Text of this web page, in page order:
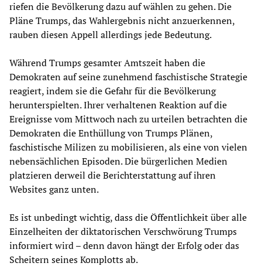
riefen die Bevölkerung dazu auf wählen zu gehen. Die
Pläne Trumps, das Wahlergebnis nicht anzuerkennen,
rauben diesen Appell allerdings jede Bedeutung.
Während Trumps gesamter Amtszeit haben die
Demokraten auf seine zunehmend faschistische Strategie
reagiert, indem sie die Gefahr für die Bevölkerung
herunterspielten. Ihrer verhaltenen Reaktion auf die
Ereignisse vom Mittwoch nach zu urteilen betrachten die
Demokraten die Enthüllung von Trumps Plänen,
faschistische Milizen zu mobilisieren, als eine von vielen
nebensächlichen Episoden. Die bürgerlichen Medien
platzieren derweil die Berichterstattung auf ihren
Websites ganz unten.
Es ist unbedingt wichtig, dass die Öffentlichkeit über alle
Einzelheiten der diktatorischen Verschwörung Trumps
informiert wird – denn davon hängt der Erfolg oder das
Scheitern seines Komplotts ab.